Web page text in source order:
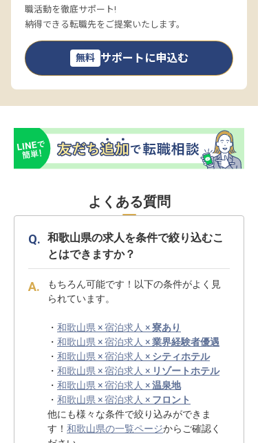
職活動を徹底サポート!
納得できる転職先をご提案いたします。
無料 サポートに申込む
よくある質問
和歌山県の求人を条件で絞り込むこ
とはできますか？
もちろん可能です！以下の条件がよく見
られています。
・ 和歌山県 × 宿泊求人 ×寮あり
・ 和歌山県 × 宿泊求人 ×業界経験者優遇
・ 和歌山県 × 宿泊求人 × シティホテル
・ 和歌山県 × 宿泊求人 × リゾートホテル
・ 和歌山県 × 宿泊求人 ×温泉地
・ 和歌山県 × 宿泊求人 × フロント
他にも様々な条件で絞り込みができま
す！ 和歌山県の一覧ページからご確認く